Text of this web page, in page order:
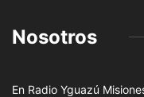
Nosotros
En Radio Yguazú